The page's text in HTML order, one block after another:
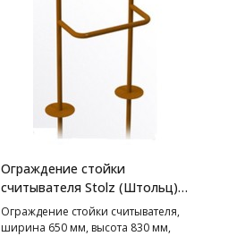
Ограждение стойки
считывателя Stolz (Штольц)
650 мм
Ограждение стойки считывателя,
ширина 650 мм, высота 830 мм,